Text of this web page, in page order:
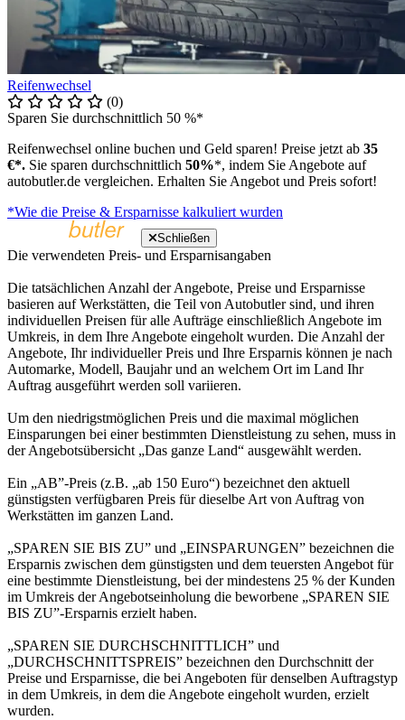
Reifenwechsel
(0)
Sparen Sie durchschnittlich 50 %*
Reifenwechsel online buchen und Geld sparen! Preise jetzt ab 35
€*. Sie sparen durchschnittlich 50%*, indem Sie Angebote auf
autobutler.de vergleichen. Erhalten Sie Angebot und Preis sofort!
*Wie die Preise & Ersparnisse kalkuliert wurden
Schließen
Die verwendeten Preis- und Ersparnisangaben
Die tatsächlichen Anzahl der Angebote, Preise und Ersparnisse
basieren auf Werkstätten, die Teil von Autobutler sind, und ihren
individuellen Preisen für alle Aufträge einschließlich Angebote im
Umkreis, in dem Ihre Angebote eingeholt wurden. Die Anzahl der
Angebote, Ihr individueller Preis und Ihre Ersparnis können je nach
Automarke, Modell, Baujahr und an welchem Ort im Land Ihr
Auftrag ausgeführt werden soll variieren.
Um den niedrigstmöglichen Preis und die maximal möglichen
Einsparungen bei einer bestimmten Dienstleistung zu sehen, muss in
der Angebotsübersicht „Das ganze Land“ ausgewählt werden.
Ein „AB”-Preis (z.B. „ab 150 Euro“) bezeichnet den aktuell
günstigsten verfügbaren Preis für dieselbe Art von Auftrag von
Werkstätten im ganzen Land.
„SPAREN SIE BIS ZU” und „EINSPARUNGEN” bezeichnen die
Ersparnis zwischen dem günstigsten und dem teuersten Angebot für
eine bestimmte Dienstleistung, bei der mindestens 25 % der Kunden
im Umkreis der Angebotseinholung die beworbene „SPAREN SIE
BIS ZU”-Ersparnis erzielt haben.
„SPAREN SIE DURCHSCHNITTLICH” und
„DURCHSCHNITTSPREIS” bezeichnen den Durchschnitt der
Preise und Ersparnisse, die bei Angeboten für denselben Auftragstyp
in dem Umkreis, in dem die Angebote eingeholt wurden, erzielt
wurden.